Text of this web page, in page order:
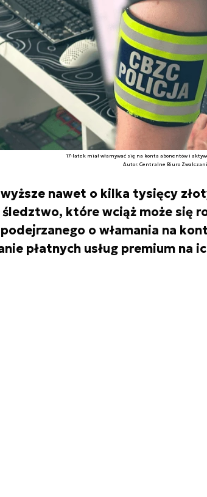
17-latek miał włamywać się na konta abonentów i
Autor. Centralne Biuro
nawet o kilka tysięcy
które wciąż może się
o włamania na
płatnych usług premium na